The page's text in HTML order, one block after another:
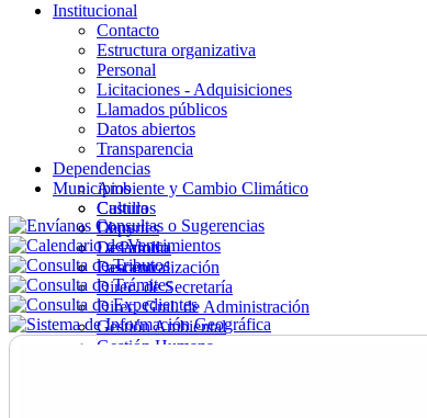
Institucional
Contacto
Estructura organizativa
Personal
Licitaciones - Adquisiciones
Llamados públicos
Datos abiertos
Transparencia
Dependencias
Ambiente y Cambio Climático
Cultura
Deportes
Desarrollo
Descentralización
Direc. de Secretaría
Direc. Gral. de Administración
Gestión Ambiental
Gestión Humana
Municipios
Castillos
Chuy
La Paloma
Lascano